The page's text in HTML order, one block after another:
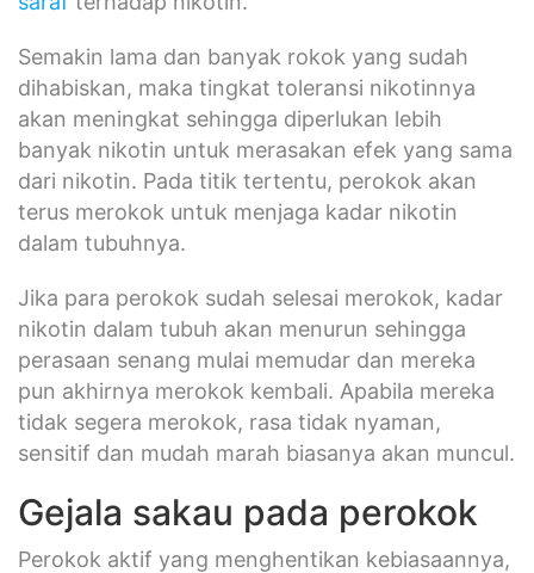
Semakin lama dan banyak rokok yang sudah
dihabiskan, maka tingkat toleransi nikotinnya
akan meningkat sehingga diperlukan lebih
banyak nikotin untuk merasakan efek yang sama
dari nikotin. Pada titik tertentu, perokok akan
terus merokok untuk menjaga kadar nikotin
dalam tubuhnya.
Jika para perokok sudah selesai merokok, kadar
nikotin dalam tubuh akan menurun sehingga
perasaan senang mulai memudar dan mereka
pun akhirnya merokok kembali. Apabila mereka
tidak segera merokok, rasa tidak nyaman,
sensitif dan mudah marah biasanya akan muncul.
Gejala sakau pada perokok
Perokok aktif yang menghentikan kebiasaannya,